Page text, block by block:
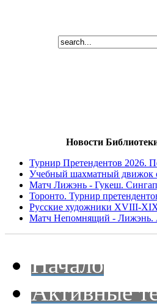
Новости
Турнир Претендентов 2026.
Учебный шахматный движок
Матч Лижэнь - Гукеш.
Торонто. Турнир
Русские художники XVIII-
Матч Непомнящий - Лижэнь.
Начало
Активные